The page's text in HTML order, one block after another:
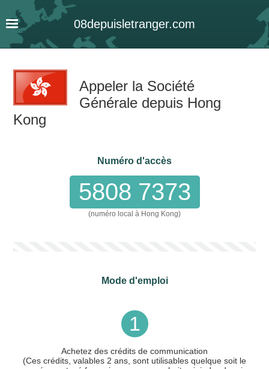
08depuisletranger.com
Appeler la Société
Générale depuis Hong
Kong
Numéro d'accès
5808 7373
(numéro local à Hong Kong)
Mode d'emploi
1
Achetez des crédits de communication
(Ces crédits, valables 2 ans, sont utilisables quelque soit le